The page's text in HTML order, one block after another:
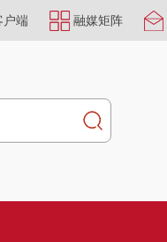
户端 融媒矩阵